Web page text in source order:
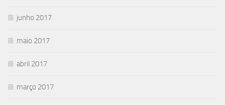
junho 2017
maio 2017
abril 2017
março 2017